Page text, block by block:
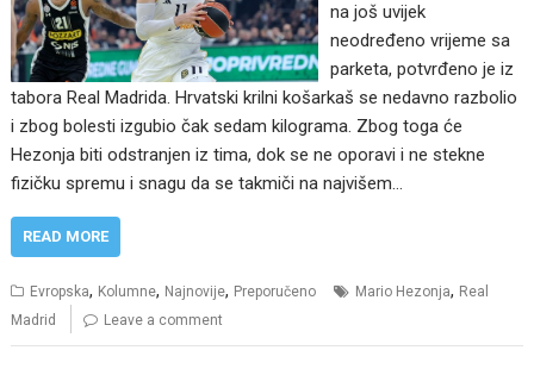
na još uvijek
neodređeno vrijeme sa
parketa, potvrđeno je iz
tabora Real Madrida. Hrvatski krilni košarkaš se nedavno razbolio
i zbog bolesti izgubio čak sedam kilograma. Zbog toga će
Hezonja biti odstranjen iz tima, dok se ne oporavi i ne stekne
fizičku spremu i snagu da se takmiči na najvišem…
READ MORE
Evropska, Kolumne, Najnovije, Preporučeno Mario Hezonja, Real
Madrid
Leave a comment